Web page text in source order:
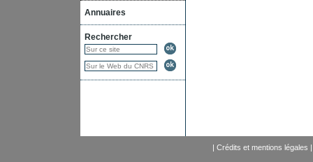
Annuaires
Rechercher
| Crédits et mentions légales